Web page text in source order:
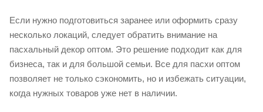
Если нужно подготовиться заранее или оформить сразу
несколько локаций, следует обратить внимание на
пасхальный декор оптом. Это решение подходит как для
бизнеса, так и для большой семьи. Все для пасхи оптом
позволяет не только сэкономить, но и избежать ситуации,
когда нужных товаров уже нет в наличии.